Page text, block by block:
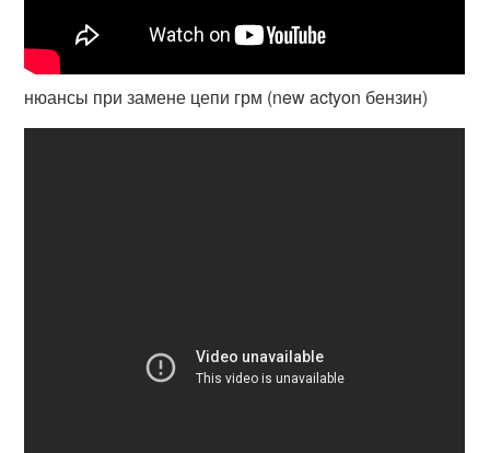
нюансы при замене цепи грм (new actyon бензин)